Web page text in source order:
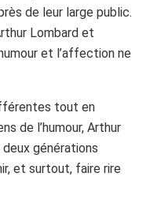
de leur large public.
Lombard et
et l’affection ne
tout en
de l’humour, Arthur
générations
et surtout, faire rire